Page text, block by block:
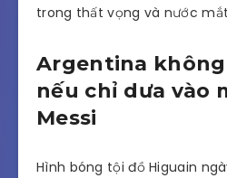
trong thất vọng và nước
Argentina
nếu chỉ dưa vào
Messi
Hình bóng tội đồ Higuain